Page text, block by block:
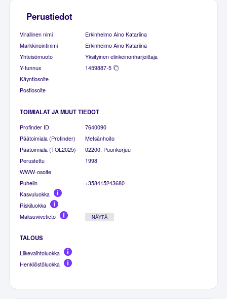
Perustiedot
Virallinen nimi
Erkinheimo Aino Katariina
Markkinointinimi
Erkinheimo Aino Katariina
Yhteisömuoto
Yksityinen elinkeinonharjoittaja
Y-tunnus
1459887-5
Käyntiosoite
Postiosoite
TOIMIALAT JA MUUT TIEDOT
Profinder ID
7640090
Päätoimiala (Profinder)
Metsänhoito
Päätoimiala (TOL2025)
02200. Puunkorjuu
Perustettu
1998
WWW-osoite
Puhelin
+358415243680
Kasvuluokka
Riskiluokka
Maksuviivetieto
NÄYTÄ
TALOUS
Liikevaihtoluokka
Henkilöstöluokka